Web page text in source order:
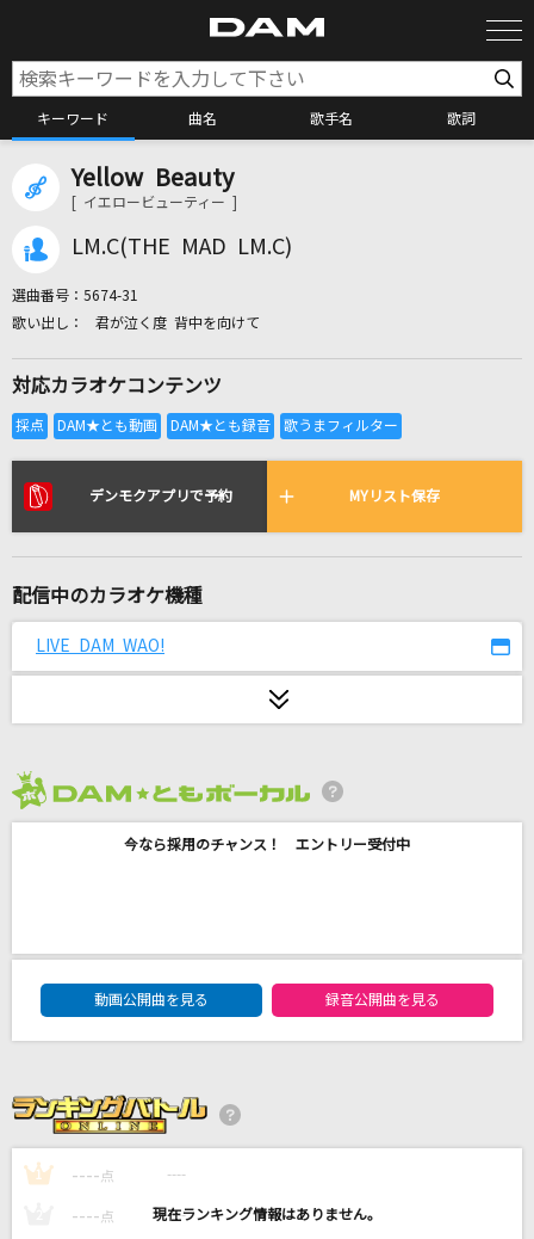
キーワード 曲名 歌手名 歌詞
カラオケ検索
カラオケ店舗検索
全国りれき
リアルタイムで歌われている曲の一覧
[生音]水平線
[生音]長谷寺の雨 ～晩秋の大和路～
BReaKiNG SiX!!!!!!!
玉置浩二
[生音]気まぐれロマンティック
いきものがかり
Yellow Beauty
[ イエロービューティー ]
LM.C(THE MAD LM.C)
選曲番号： 5674-31
君が泣く度 背中を向けて
対応カラオケコンテンツ
デンモクアプリで予約 MYリスト保存
配信中のカラオケ機種
LIVE DAM WAO!
今なら採用のチャンス！ エントリー受付中
DAM★ともボーカルエントリーランキング
動画公開曲を見る
録音公開曲を見る
1 ---- 点 ----
---- 点 ----